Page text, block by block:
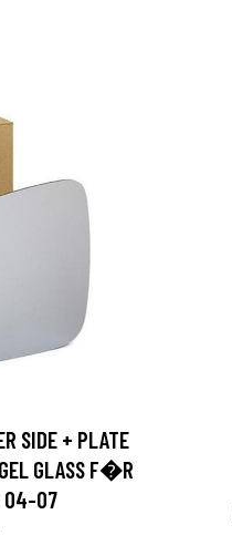
SIDE + PLATE
GLASS F�R
04-07